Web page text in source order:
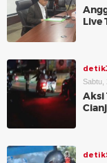
Live
Sabtu,
Aksi